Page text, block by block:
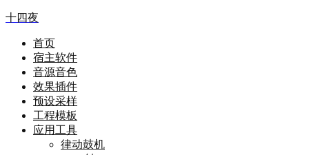
十四夜
首页
宿主软件
音源音色
效果插件
预设采样
工程模板
应用工具
律动鼓机